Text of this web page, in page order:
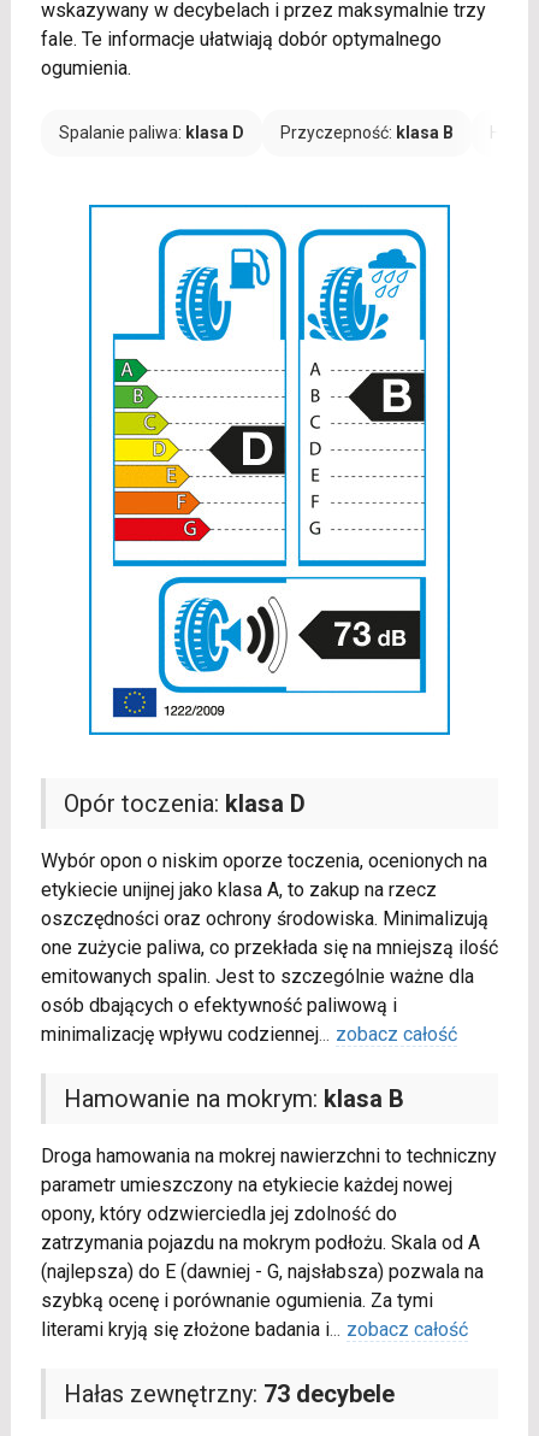
wskazywany w decybelach i przez maksymalnie trzy
fale. Te informacje ułatwiają dobór optymalnego
ogumienia.
Spalanie paliwa: klasa D Przyczepność: klasa B
Opór toczenia: klasa D
Wybór opon o niskim oporze toczenia, ocenionych na
etykiecie unijnej jako klasa A, to zakup na rzecz
oszczędności oraz ochrony środowiska. Minimalizują
one zużycie paliwa, co przekłada się na mniejszą ilość
emitowanych spalin. Jest to szczególnie ważne dla
osób dbających o efektywność paliwową i
minimalizację wpływu codziennej... zobacz całość
Hamowanie na mokrym: klasa B
Droga hamowania na mokrej nawierzchni to techniczny
parametr umieszczony na etykiecie każdej nowej
opony, który odzwierciedla jej zdolność do
zatrzymania pojazdu na mokrym podłożu. Skala od A
(najlepsza) do E (dawniej - G, najsłabsza) pozwala na
szybką ocenę i porównanie ogumienia. Za tymi
literami kryją się złożone badania i... zobacz całość
Hałas zewnętrzny: 73 decybele